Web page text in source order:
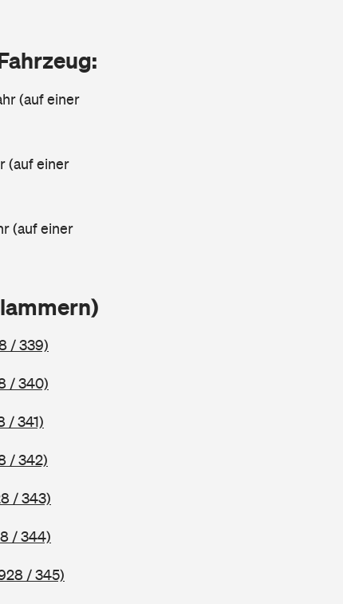
(auf einer
(auf einer
(auf einer
/ 339)
/ 340)
/ 341)
/ 342)
/ 343)
/ 344)
/ 345)